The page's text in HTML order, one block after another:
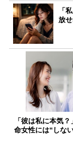
「
放
「彼は私に本気
命女性には“しな